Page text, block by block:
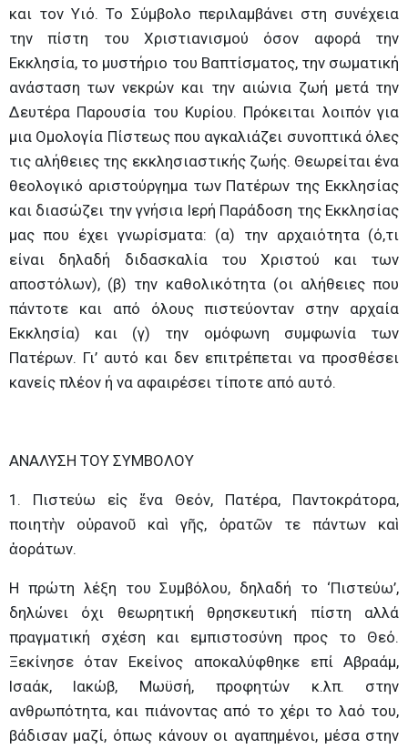
και τον Υιό. Το Σύμβολο περιλαμβάνει στη συνέχεια
την πίστη του Χριστιανισμού όσον αφορά την
Εκκλησία, το μυστήριο του Βαπτίσματος, την σωματική
ανάσταση των νεκρών και την αιώνια ζωή μετά την
Δευτέρα Παρουσία του Κυρίου. Πρόκειται λοιπόν για
μια Ομολογία Πίστεως που αγκαλιάζει συνοπτικά όλες
τις αλήθειες της εκκλησιαστικής ζωής. Θεωρείται ένα
θεολογικό αριστούργημα των Πατέρων της Εκκλησίας
και διασώζει την γνήσια Ιερή Παράδοση της Εκκλησίας
μας που έχει γνωρίσματα: (α) την αρχαιότητα (ό,τι
είναι δηλαδή διδασκαλία του Χριστού και των
αποστόλων), (β) την καθολικότητα (οι αλήθειες που
πάντοτε και από όλους πιστεύονταν στην αρχαία
Εκκλησία) και (γ) την ομόφωνη συμφωνία των
Πατέρων. Γι’ αυτό και δεν επιτρέπεται να προσθέσει
κανείς πλέον ή να αφαιρέσει τίποτε από αυτό.
ΑΝΑΛΥΣΗ ΤΟΥ ΣΥΜΒΟΛΟΥ
1. Πιστεύω εἰς ἕνα Θεόν, Πατέρα, Παντοκράτορα,
ποιητὴν οὐρανοῦ καὶ γῆς, ὁρατῶν τε πάντων καὶ
ἀοράτων.
Η πρώτη λέξη του Συμβόλου, δηλαδή το ‘Πιστεύω’,
δηλώνει όχι θεωρητική θρησκευτική πίστη αλλά
πραγματική σχέση και εμπιστοσύνη προς το Θεό.
Ξεκίνησε όταν Εκείνος αποκαλύφθηκε επί Αβραάμ,
Ισαάκ, Ιακώβ, Μωϋσή, προφητών κ.λπ. στην
ανθρωπότητα, και πιάνοντας από το χέρι το λαό του,
βάδισαν μαζί, όπως κάνουν οι αγαπημένοι, μέσα στην